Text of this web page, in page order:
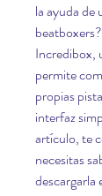
la ayuda de
Incredibox,
permite
propias
interfaz
artículo, te
necesitas
descargarla